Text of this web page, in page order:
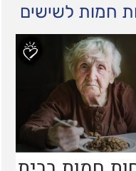
חמות לשישים